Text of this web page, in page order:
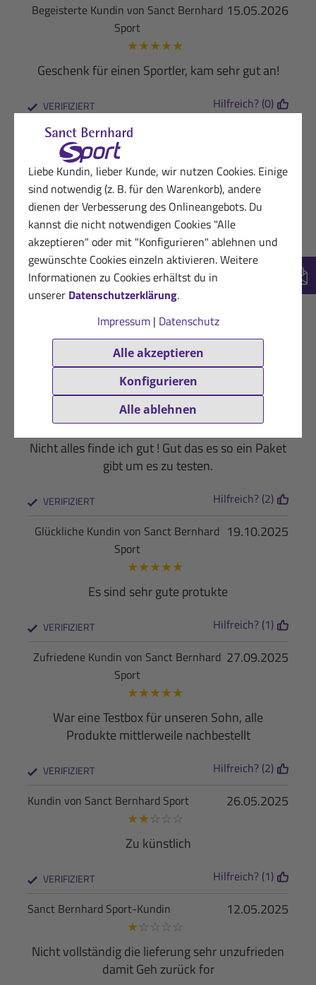
Liebe Kundin, lieber Kunde, wir nutzen Cookies. Einige
sind notwendig (z. B. für den Warenkorb), andere
dienen der Verbesserung des Onlineangebots. Du
kannst die nicht notwendigen Cookies "Alle
akzeptieren" oder mit "Konfigurieren" ablehnen und
gewünschte Cookies einzeln aktivieren. Weitere
Informationen zu Cookies erhältst du in
unserer Datenschutzerklärung.
Impressum| Datenschutz
Alle akzeptieren
Konfigurieren
Alle ablehnen
15.05.2026
Begeisterte Kundin von Sanct Bernhard
Sport
★★★★★
Geschenk für einen Sportler, kam sehr gut an!
VERIFIZIERT Hilfreich? (0)
Zufriedener Kunde von Sanct Bernhard
Sport
★★★★★
Genau richtig für Alpenüberquerungen mit dem
Fahrrad
VERIFIZIERT Hilfreich? (0)
Dankbarer Kunde von Sanct Bernhard
Sport
★★ ★★☆
Nicht alle Geschmacksrichtungen drin
Hilfreich? (1)
Kunde von Sanct Bernhard Sport
★★★☆☆
Nicht alles finde ich gut ! Gut das es so ein Paket
gibt um es zu testen.
VERIFIZIERT Hilfreich? (2)
19.10.2025
Glückliche Kundin von Sanct Bernhard
Sport
★★★★★
Es sind sehr gute protukte
VERIFIZIERT Hilfreich? (1)
27.09.2025
Zufriedene Kundin von Sanct Bernhard
Sport
★★★★★
War eine Testbox für unseren Sohn, alle
Produkte mittlerweile nachbestellt
VERIFIZIERT Hilfreich? (2)
26.05.2025
Kundin von Sanct Bernhard Sport
★★☆☆☆
Zu künstlich
VERIFIZIERT Hilfreich? (1)
12.05.2025
Sanct Bernhard Sport-Kundin
★☆☆☆☆
Nicht vollständig die lieferung sehr unzufrieden
damit Geh zurück for